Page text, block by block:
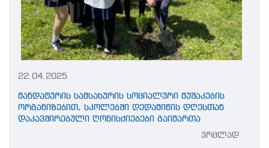
22.04.2025
მანდატურის სამსახურის სოციალური მუშაკების
ორგანიზებით, სკოლებში დედამიწის დღესთან
დაკავშირებული ღონისძიებები გაიმართა
ვრცლად